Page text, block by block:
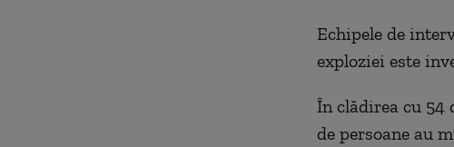
Echipele de
exploziei este
În clădirea cu 54
de persoane au